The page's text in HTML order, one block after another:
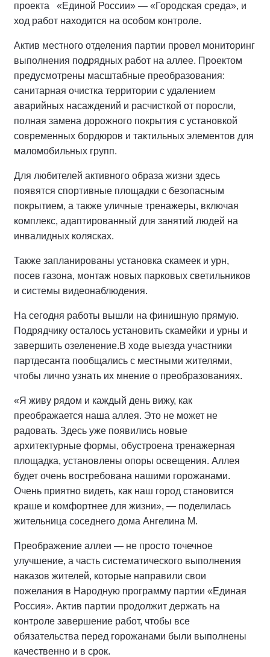
проекта «Единой России» — «Городская среда», и
ход работ находится на особом контроле.
Актив местного отделения партии провел мониторинг
выполнения подрядных работ на аллее. Проектом
предусмотрены масштабные преобразования:
санитарная очистка территории с удалением
аварийных насаждений и расчисткой от поросли,
полная замена дорожного покрытия с установкой
современных бордюров и тактильных элементов для
маломобильных групп.
Для любителей активного образа жизни здесь
появятся спортивные площадки с безопасным
покрытием, а также уличные тренажеры, включая
комплекс, адаптированный для занятий людей на
инвалидных колясках.
Также запланированы установка скамеек и урн,
посев газона, монтаж новых парковых светильников
и системы видеонаблюдения.
На сегодня работы вышли на финишную прямую.
Подрядчику осталось установить скамейки и урны и
завершить озеленение.В ходе выезда участники
партдесанта пообщались с местными жителями,
чтобы лично узнать их мнение о преобразованиях.
«Я живу рядом и каждый день вижу, как
преображается наша аллея. Это не может не
радовать. Здесь уже появились новые
архитектурные формы, обустроена тренажерная
площадка, установлены опоры освещения. Аллея
будет очень востребована нашими горожанами.
Очень приятно видеть, как наш город становится
краше и комфортнее для жизни», — поделилась
жительница соседнего дома Ангелина М.
Преображение аллеи — не просто точечное
улучшение, а часть систематического выполнения
наказов жителей, которые направили свои
пожелания в Народную программу партии «Единая
Россия». Актив партии продолжит держать на
контроле завершение работ, чтобы все
обязательства перед горожанами были выполнены
качественно и в срок.